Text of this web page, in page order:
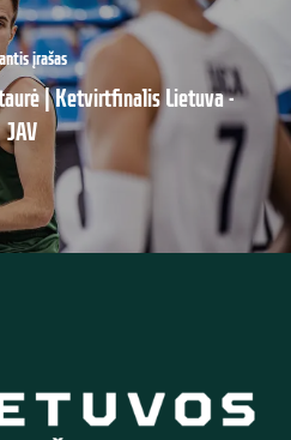
įrašas
| Ketvirtfinalis Lietuva -
JAV